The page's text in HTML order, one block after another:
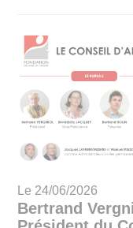
Le 24/06/2026
Bertrand